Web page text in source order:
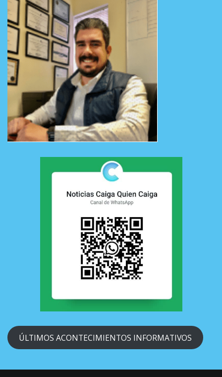
ÚLTIMOS ACONTECIMIENTOS INFORMATIVOS